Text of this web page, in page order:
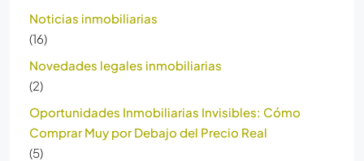
Noticias inmobiliarias
(16)
Novedades legales inmobiliarias
(2)
Oportunidades Inmobiliarias Invisibles: Cómo
Comprar Muy por Debajo del Precio Real
(5)